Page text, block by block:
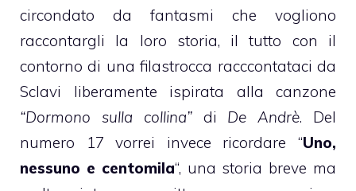
circondato da fantasmi che vogliono
raccontargli la loro storia, il tutto con il
contorno di una filastrocca racccontataci da
Sclavi liberamente ispirata alla canzone
“Dormono sulla collina”di De Andrè. Del
numero 17 vorrei invece ricordare “Uno,
nessuno e centomila“, una storia breve ma